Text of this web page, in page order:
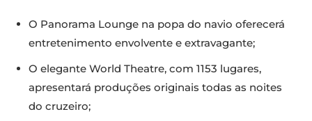
O Panorama Lounge na popa do navio oferecerá
entretenimento envolvente e extravagante;
O elegante World Theatre, com 1153 lugares,
apresentará produções originais todas as noites
do cruzeiro;